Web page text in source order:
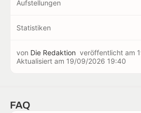
Aufstellungen
Statistiken
von Die Redaktion veröffentlicht am
Aktualisiert am 19/09/2026 19:40
FAQ